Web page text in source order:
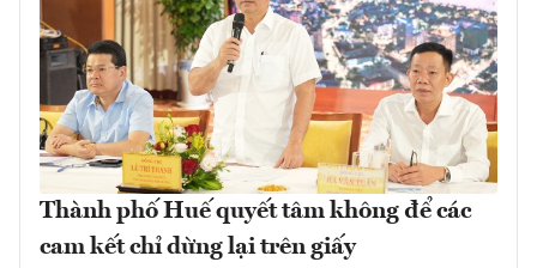
Thành phố Huế quyết tâm không để các
cam kết chỉ dừng lại trên giấy